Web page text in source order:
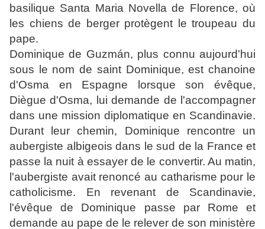
basilique Santa Maria Novella de Florence, où
les chiens de berger protègent le troupeau du
pape.
Dominique de Guzmán, plus connu aujourd'hui
sous le nom de saint Dominique, est chanoine
d'Osma en Espagne lorsque son évêque,
Diègue d'Osma, lui demande de l'accompagner
dans une mission diplomatique en Scandinavie.
Durant leur chemin, Dominique rencontre un
aubergiste albigeois dans le sud de la France et
passe la nuit à essayer de le convertir. Au matin,
l'aubergiste avait renoncé au catharisme pour le
catholicisme. En revenant de Scandinavie,
l'évêque de Dominique passe par Rome et
demande au pape de le relever de son ministère